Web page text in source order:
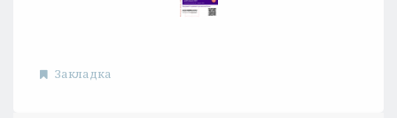
Закладка